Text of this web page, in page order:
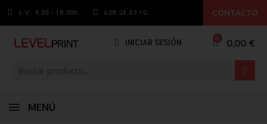
L-V: 9.30 - 18:00h 638 24 43 10 CONTACTO
INICIAR SESIÓN 0,00 €
MENÚ